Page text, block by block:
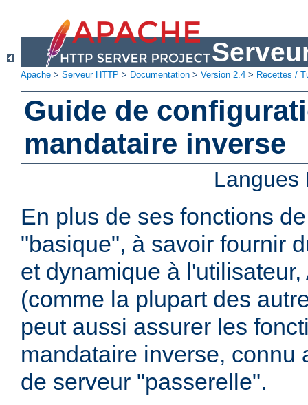
Apache > Serveur HTTP > Documentation > Version 2.4 > Recettes /
Guide de
mandataire inverse
En plus de ses fonctions
"basique", à savoir fournir
et dynamique à
(comme la plupart des
peut aussi assurer les
mandataire inverse, connu
de serveur "passerelle".